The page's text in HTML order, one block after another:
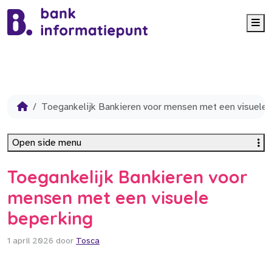
Toegankelijk Bankieren voor mensen met een visuele
Toegankelijk Bankieren voor
mensen met een visuele
beperking
1 april 2026 door Tosca
Open side menu